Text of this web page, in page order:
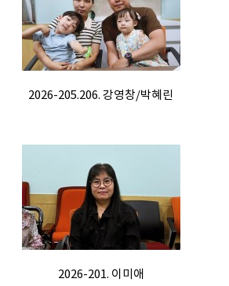
2026-205.206. 강영창/박혜린
2026-201. 이미애